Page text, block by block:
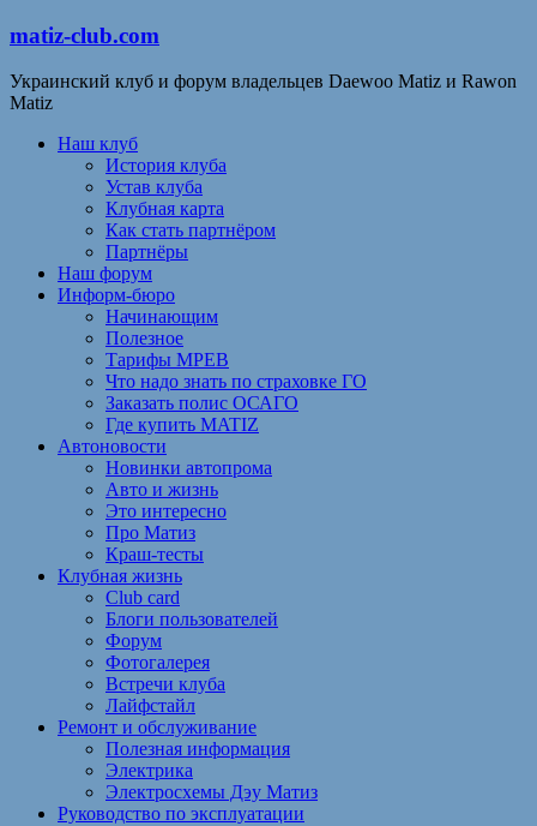
matiz-club.com
Украинский клуб и форум владельцев Daewoo Matiz и Rawon
Matiz
Наш клуб
История клуба
Устав клуба
Клубная карта
Как стать партнёром
Партнёры
Наш форум
Информ-бюро
Начинающим
Полезное
Тарифы МРЕВ
Что надо знать по страховке ГО
Заказать полис ОСАГО
Где купить MATIZ
Автоновости
Новинки автопрома
Авто и жизнь
Это интересно
Про Матиз
Краш-тесты
Клубная жизнь
Club card
Блоги пользователей
Форум
Фотогалерея
Встречи клуба
Лайфстайл
Ремонт и обслуживание
Полезная информация
Электрика
Электросхемы Дэу Матиз
Руководство по эксплуатации